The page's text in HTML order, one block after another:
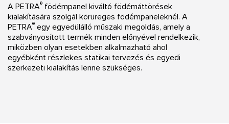
A PETRA® födémpanel kiváltó födémáttörések
kialakítására szolgál körüreges födémpaneleknél. A
PETRA® egy egyedülálló műszaki megoldás, amely a
szabványosított termék minden előnyével rendelkezik,
miközben olyan esetekben alkalmazható ahol
egyébként részlekes statikai tervezés és egyedi
szerkezeti kialakítás lenne szükséges.